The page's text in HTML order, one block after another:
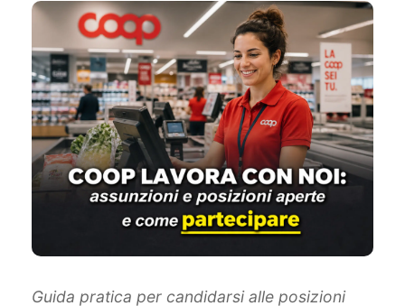
Guida pratica per candidarsi alle posizioni